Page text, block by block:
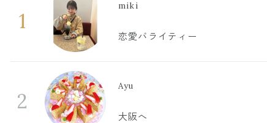
1
miki
恋愛バライティー
2
Ayu
大阪へ